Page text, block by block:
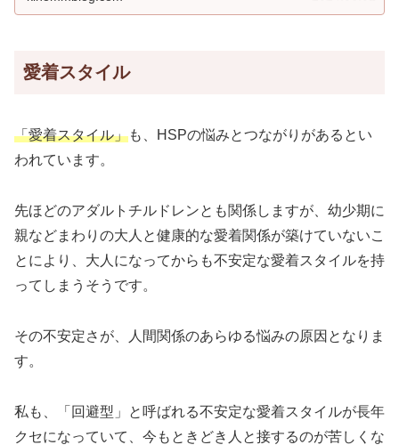
愛着スタイル
「愛着スタイル」も、HSPの悩みとつながりがあるとい
われています。
先ほどのアダルトチルドレンとも関係しますが、幼少期に
親などまわりの大人と健康的な愛着関係が築けていないこ
とにより、大人になってからも不安定な愛着スタイルを持
ってしまうそうです。
その不安定さが、人間関係のあらゆる悩みの原因となりま
す。
私も、「回避型」と呼ばれる不安定な愛着スタイルが長年
クセになっていて、今もときどき人と接するのが苦しくな